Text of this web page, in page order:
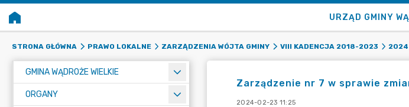
URZĄD GMINY
STRONA GŁÓWNA PRAWO LOKALNE ZARZĄDZENIA WÓJTA GMINY VIII KADENCJA 2018-2023 2024
GMINA WĄDROŻE WIELKIE
ORGANY
Zarządzenie nr 7 w sprawie
2024-02-23 11:25